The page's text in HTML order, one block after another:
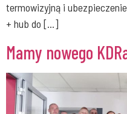
termowizyjną i
+ hub do […]
Mamy nowego